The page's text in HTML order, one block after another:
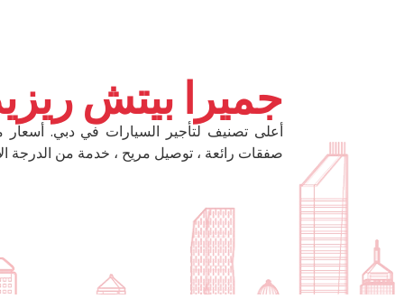
جميرا بيتش
أعلى تصنيف لتأجير السيارات في دبي.
صفقات رائعة ، توصيل مريح ، خدمة من الدرجة